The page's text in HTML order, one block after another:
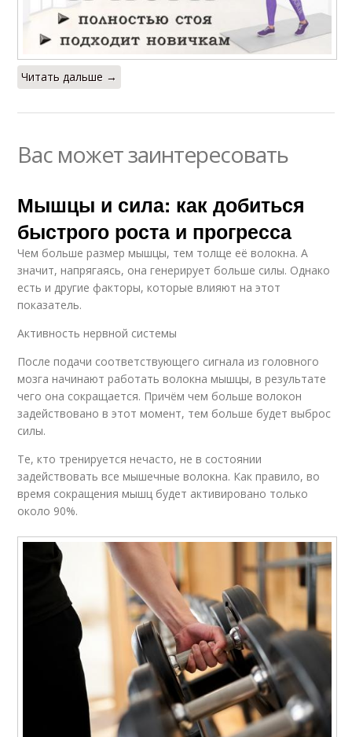
Читать дальше →
Вас может заинтересовать
Мышцы и сила: как добиться
быстрого роста и прогресса
Чем больше размер мышцы, тем толще её волокна. А
значит, напрягаясь, она генерирует больше силы. Однако
есть и другие факторы, которые влияют на этот
показатель.
Активность нервной системы
После подачи соответствующего сигнала из головного
мозга начинают работать волокна мышцы, в результате
чего она сокращается. Причём чем больше волокон
задействовано в этот момент, тем больше будет выброс
силы.
Те, кто тренируется нечасто, не в состоянии
задействовать все мышечные волокна. Как правило, во
время сокращения мышц будет активировано только
около 90%.